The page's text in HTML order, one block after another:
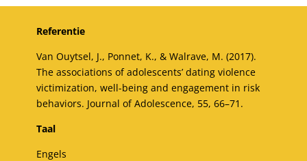
Referentie
Van Ouytsel, J., Ponnet, K., & Walrave, M. (2017).
The associations of adolescents’ dating violence
victimization, well-being and engagement in risk
behaviors. Journal of Adolescence, 55, 66–71.
Taal
Engels